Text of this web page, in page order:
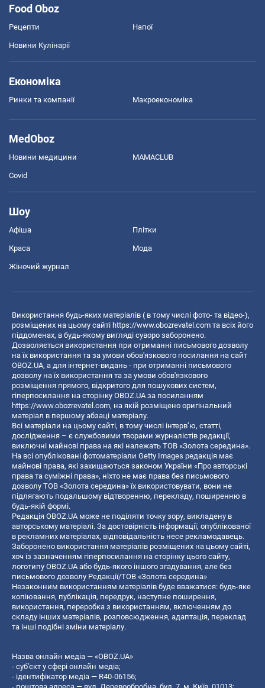
Food Oboz
Рецепти Напої
Новини Кулінарії
Економіка
Ринки та компанії Макроекономіка
MedOboz
Новини медицини MAMACLUB
Covid
Шоу
Афіша Плітки
Краса Мода
Жіночий журнал
Використання будь-яких матеріалів ( в тому числі фото- та відео-),
розміщених на цьому сайті https://www.obozrevatel.com та всіх його
піддоменах, в будь-якому вигляді суворо заборонено.
Дозволяється використання при отриманні письмового дозволу
на їх використання та за умови обов'язкового посилання на сайт
OBOZ.UA, а для інтернет-видань - при отриманні письмового
дозволу на їх використання та за умови обов'язкового
розміщення прямого, відкритого для пошукових систем,
гіперпосилання на сторінку OBOZ.UA за посиланням
https://www.obozrevatel.com, на якій розміщено оригінальний
матеріал в першому абзаці матеріалу.
Всі матеріали на цьому сайті, в тому числі інтерв’ю, статті,
дослідження – є службовими творами журналістів редакції,
виключні майнові права на які належать ТОВ «Золота середина».
На всі опубліковані фотоматеріали Getty Images редакція має
майнові права, які захищаються законом України «Про авторські
права та суміжні права», ніхто не має права без письмового
дозволу ТОВ «Золота середина» їх використовувати, вони не
підлягають подальшому відтворенню, перекладу, поширенню в
будь-якій формі.
Редакція OBOZ.UA може не поділяти точку зору, викладену в
авторському матеріалі. За достовірність інформації, опублікованої
в рекламних матеріалах, відповідальність несе рекламодавець.
Заборонено використання матеріалів розміщених на цьому сайті,
хоч із зазначенням гіперпосилання на сторінку цього сайту,
логотипу OBOZ.UA або будь-якого іншого згадування, але без
письмового дозволу Редакції/ТОВ «Золота середина»
Незаконним використанням матеріалів буде вважатися: будь-яке
копiювання, публiкацiя, передрук, наступне поширення,
використання, переробка з використанням, включенням до
складу інших матеріалів, розповсюдження, адаптація, переклад
та інші подібні зміни матеріалу.
Назва онлайн медіа — «OBOZ.UA»
- суб'єкт у сфері онлайн медіа;
- ідентифікатор медіа — R40-06156;